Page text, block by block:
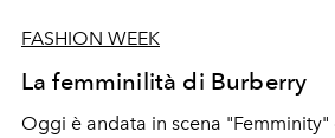
FASHION WEEK
La femminilità di Burberry
Oggi è andata in scena "Femminity"